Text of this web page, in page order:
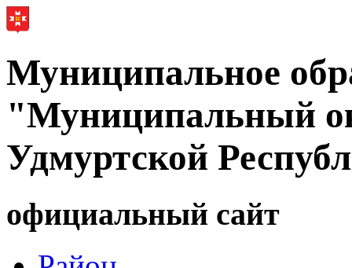
Муниципальное
"Муниципальный
Удмуртской
официальный сайт